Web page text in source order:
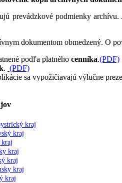
prevádzkové podmienky
dokumentom obmedzený. O
podľa platného cenníka.(PDF)
. (PDF)
sa vypožičiavajú výlučne
kraj
kraj
kraj
kraj
kraj
kraj
kraj